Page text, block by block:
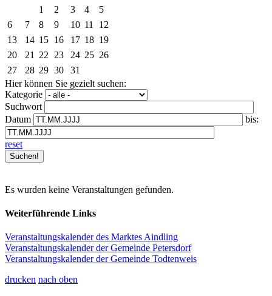
1
2 3 4
5
6
7 8 9 10 11
12
13
14 15 16 17 18 19
20
21 22 23 24 25 26
27
28 29 30
31
Hier können Sie gezielt suchen:
Kategorie
Suchwort
Datum
bis:
reset
Es wurden keine Veranstaltungen gefunden.
Weiterführende Links
Veranstaltungskalender des Marktes Aindling
Veranstaltungskalender der Gemeinde Petersdorf
Veranstaltungskalender der Gemeinde Todtenweis
drucken nach oben